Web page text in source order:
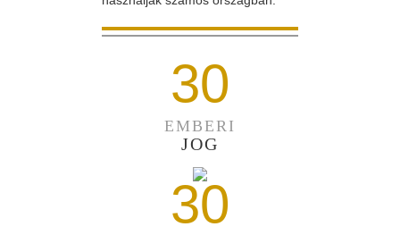
30
EMBERI
JOG
30